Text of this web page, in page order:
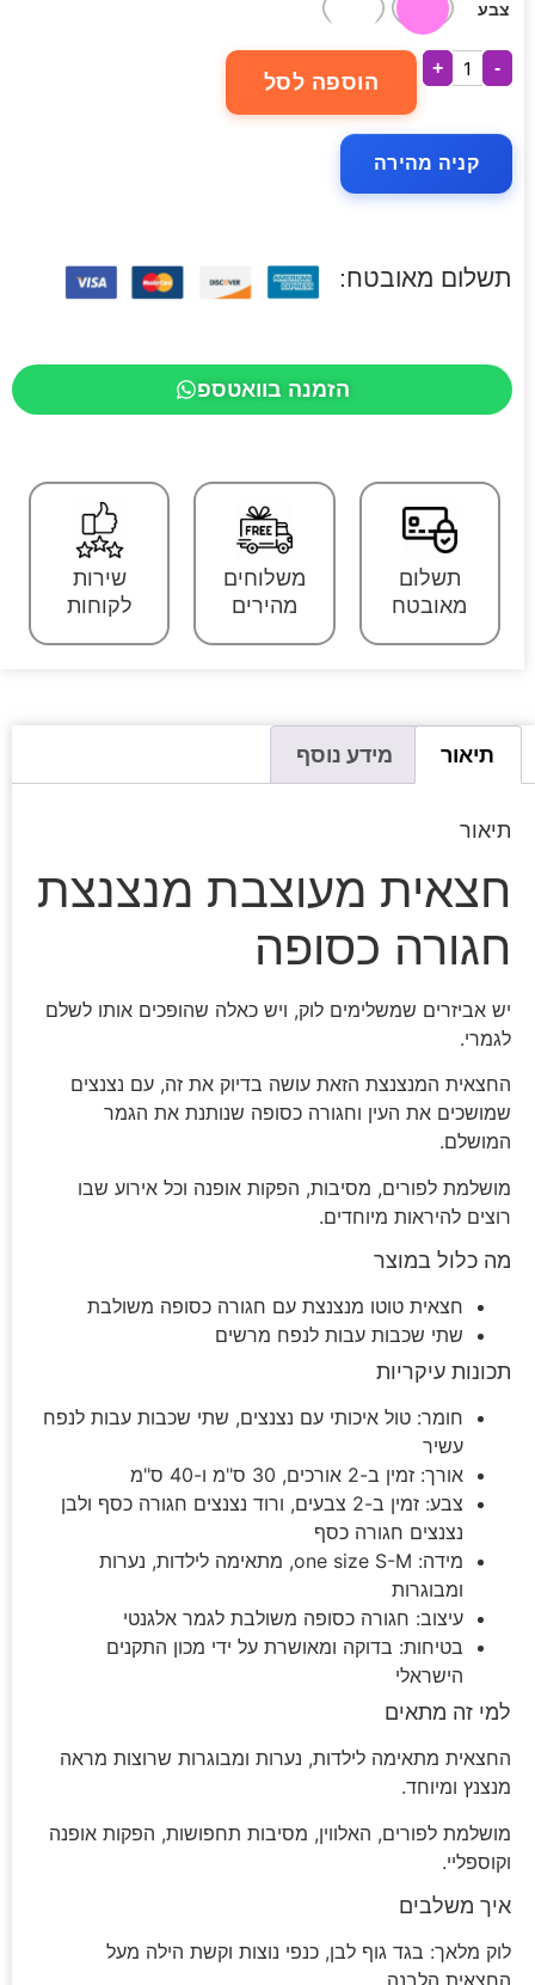
צבע
-
+
הוספה לסל
קניה מהירה
תשלום מאובטח:
הזמנה בוואטספ
תשלום
מאובטח
משלוחים
מהירים
שירות
לקוחות
תיאור מידע נוסף
תיאור
חצאית מעוצבת מנצנצת
חגורה כסופה
יש אביזרים שמשלימים לוק, ויש כאלה שהופכים אותו לשלם
לגמרי.
החצאית המנצנצת הזאת עושה בדיוק את זה, עם נצנצים
שמושכים את העין וחגורה כסופה שנותנת את הגמר
המושלם.
מושלמת לפורים, מסיבות, הפקות אופנה וכל אירוע שבו
רוצים להיראות מיוחדים.
מה כלול במוצר
חצאית טוטו מנצנצת עם חגורה כסופה משולבת
שתי שכבות עבות לנפח מרשים
תכונות עיקריות
חומר: טול איכותי עם נצנצים, שתי שכבות עבות לנפח
עשיר
אורך: זמין ב-2 אורכים, 30 ס"מ ו-40 ס"מ
צבע: זמין ב-2 צבעים, ורוד נצנצים חגורה כסף ולבן
נצנצים חגורה כסף
מידה: one size S-M, מתאימה לילדות, נערות
ומבוגרות
עיצוב: חגורה כסופה משולבת לגמר אלגנטי
בטיחות: בדוקה ומאושרת על ידי מכון התקנים
הישראלי
למי זה מתאים
החצאית מתאימה לילדות, נערות ומבוגרות שרוצות מראה
מנצנץ ומיוחד.
מושלמת לפורים, האלווין, מסיבות תחפושות, הפקות אופנה
וקוספליי.
איך משלבים
לוק מלאך: בגד גוף לבן, כנפי נוצות וקשת הילה מעל
החצאית הלבנה.